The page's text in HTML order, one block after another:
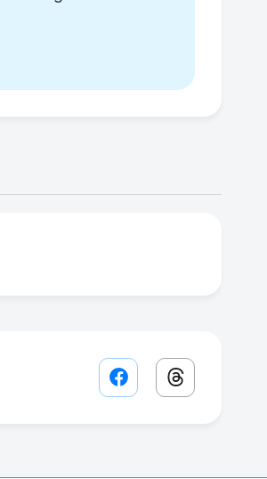
Facebook share link
Threads